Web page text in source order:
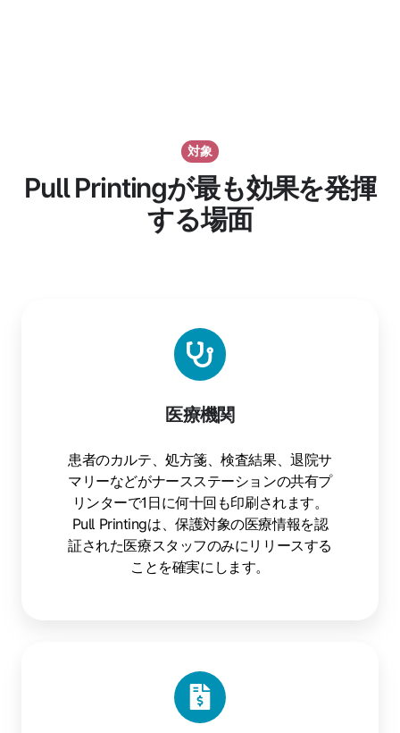
対象
Pull Printingが最も効果を発揮
する場面
医療機関
患者のカルテ、処方箋、検査結果、退院サ
マリーなどがナースステーションの共有プ
リンターで1日に何十回も印刷されます。
Pull Printingは、保護対象の医療情報を認
証された医療スタッフのみにリリースする
ことを確実にします。
療
機
関